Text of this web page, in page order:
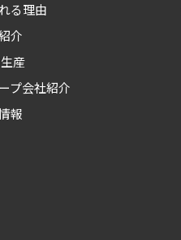
る理由
介
産
プ会社紹介
報